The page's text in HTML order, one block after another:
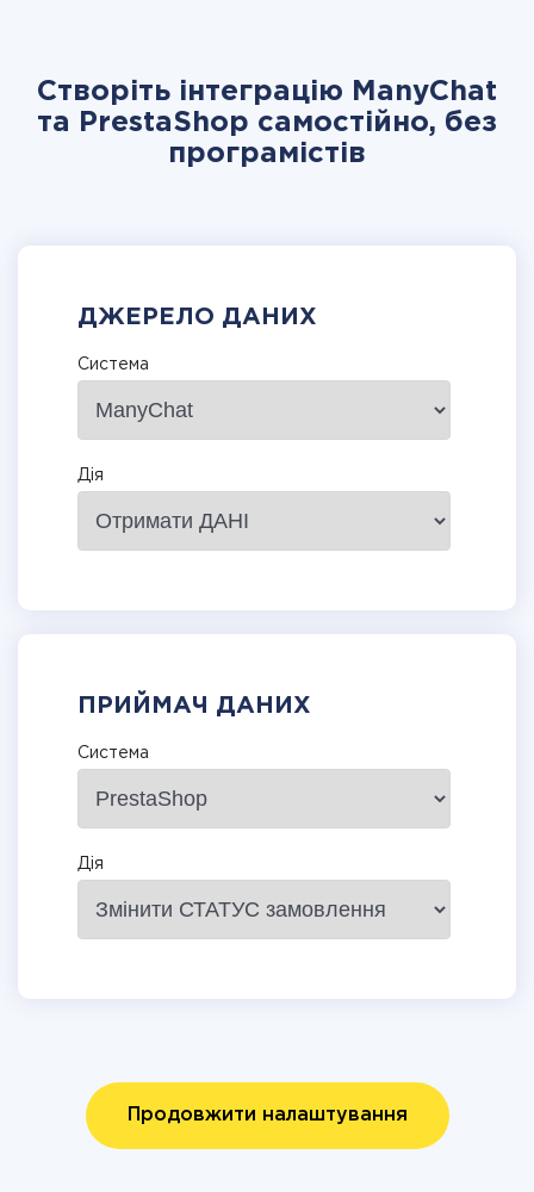
Створіть інтеграцію ManyChat
та PrestaShop самостійно, без
програмістів
ДЖЕРЕЛО ДАНИХ
Система
Дія
ПРИЙМАЧ ДАНИХ
Система
Дія
Продовжити налаштування